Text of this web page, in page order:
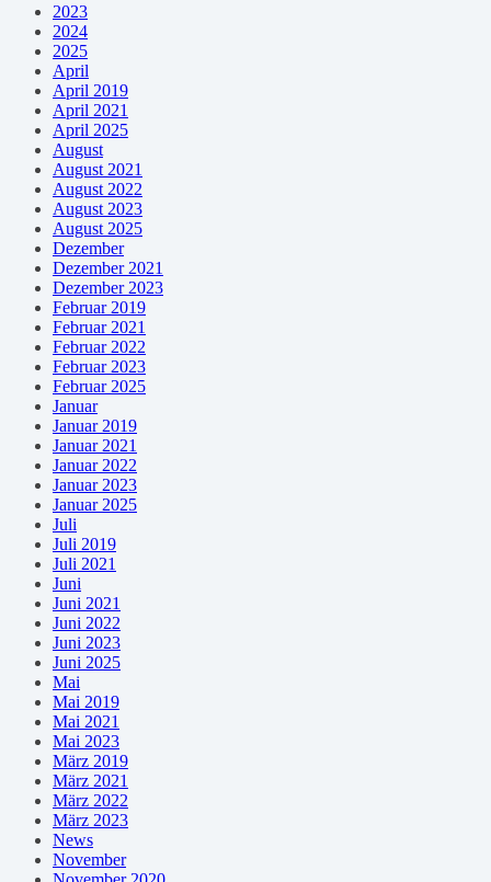
2023
2024
2025
April
April 2019
April 2021
April 2025
August
August 2021
August 2022
August 2023
August 2025
Dezember
Dezember 2021
Dezember 2023
Februar 2019
Februar 2021
Februar 2022
Februar 2023
Februar 2025
Januar
Januar 2019
Januar 2021
Januar 2022
Januar 2023
Januar 2025
Juli
Juli 2019
Juli 2021
Juni
Juni 2021
Juni 2022
Juni 2023
Juni 2025
Mai
Mai 2019
Mai 2021
Mai 2023
März 2019
März 2021
März 2022
März 2023
News
November